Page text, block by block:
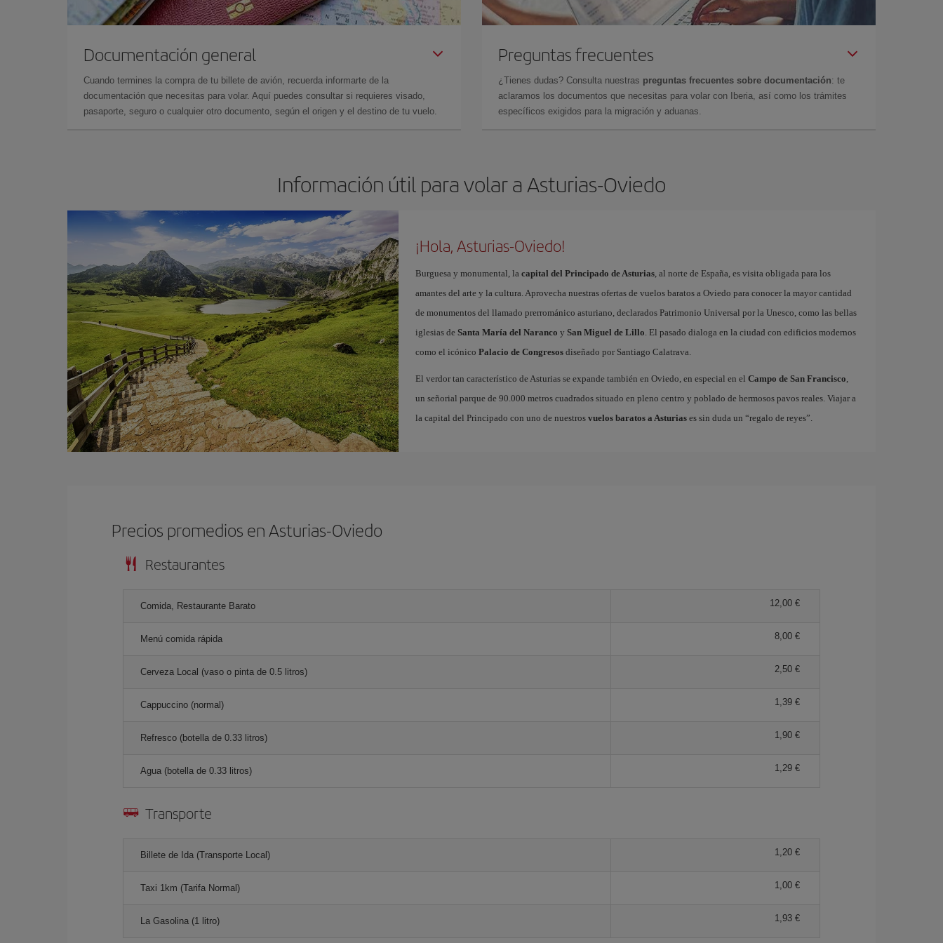
Documentación general
Cuando termines la compra de tu billete de avión, recuerda informarte de la
documentación que necesitas para volar. Aquí puedes consultar si requieres visado,
pasaporte, seguro o cualquier otro documento, según el origen y el destino de tu vuelo.
Preguntas frecuentes
¿Tienes dudas? Consulta nuestras preguntas frecuentes sobre documentación: te
aclaramos los documentos que necesitas para volar con Iberia, así como los trámites
específicos exigidos para la migración y aduanas.
Información útil para volar a Asturias-Oviedo
¡Hola, Asturias-Oviedo!
Burguesa y monumental, la capital del Principado de Asturias, al norte de España, es visita obligada para los
amantes del arte y la cultura. Aprovecha nuestras ofertas de vuelos baratos a Oviedo para conocer la mayor cantidad
de monumentos del llamado prerrománico asturiano, declarados Patrimonio Universal por la Unesco, como las bellas
iglesias de Santa María del Naranco y San Miguel de Lillo. El pasado dialoga en la ciudad con edificios modernos
como el icónico Palacio de Congresosdiseñado por Santiago Calatrava.
El verdor tan característico de Asturias se expande también en Oviedo, en especial en el Campo de San Francisco,
un señorial parque de 90.000 metros cuadrados situado en pleno centro y poblado de hermosos pavos reales. Viajar a
la capital del Principado con uno de nuestros vuelos baratos a Asturiases sin duda un “regalo de reyes”.
Precios promedios en Asturias-Oviedo
Restaurantes
Comida, Restaurante Barato 12,00 €
Menú comida rápida 8,00 €
Cerveza Local (vaso o pinta de 0.5 litros) 2,50 €
Cappuccino (normal) 1,39 €
Refresco (botella de 0.33 litros) 1,90 €
Agua (botella de 0.33 litros) 1,29 €
Transporte
Billete de Ida (Transporte Local) 1,20 €
Taxi 1km (Tarifa Normal) 1,00 €
La Gasolina (1 litro) 1,93 €